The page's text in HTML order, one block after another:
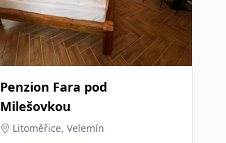
Penzion Fara pod
Milešovkou
Litoměřice, Velemín